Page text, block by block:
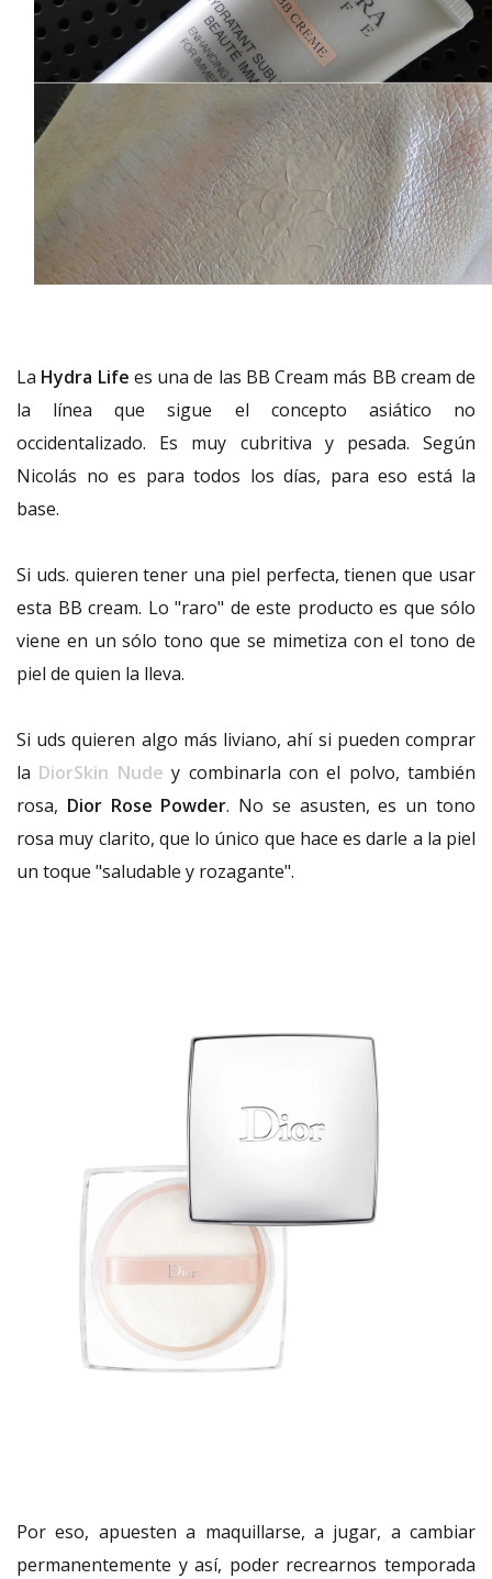
La Hydra Life es una de las BB Cream más BB cream de
la línea que sigue el concepto asiático no
occidentalizado. Es muy cubritiva y pesada. Según
Nicolás no es para todos los días, para eso está la
base.
Si uds. quieren tener una piel perfecta, tienen que usar
esta BB cream. Lo "raro" de este producto es que sólo
viene en un sólo tono que se mimetiza con el tono de
piel de quien la lleva.
Si uds quieren algo más liviano, ahí si pueden comprar
la DiorSkin Nude y combinarla con el polvo, también
rosa, Dior Rose Powder. No se asusten, es un tono
rosa muy clarito, que lo único que hace es darle a la piel
un toque "saludable y rozagante".
Por eso, apuesten a maquillarse, a jugar, a cambiar
permanentemente y así, poder recrearnos temporada